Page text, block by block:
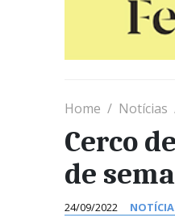
Home Notícias
Cerco
de
24/09/2022